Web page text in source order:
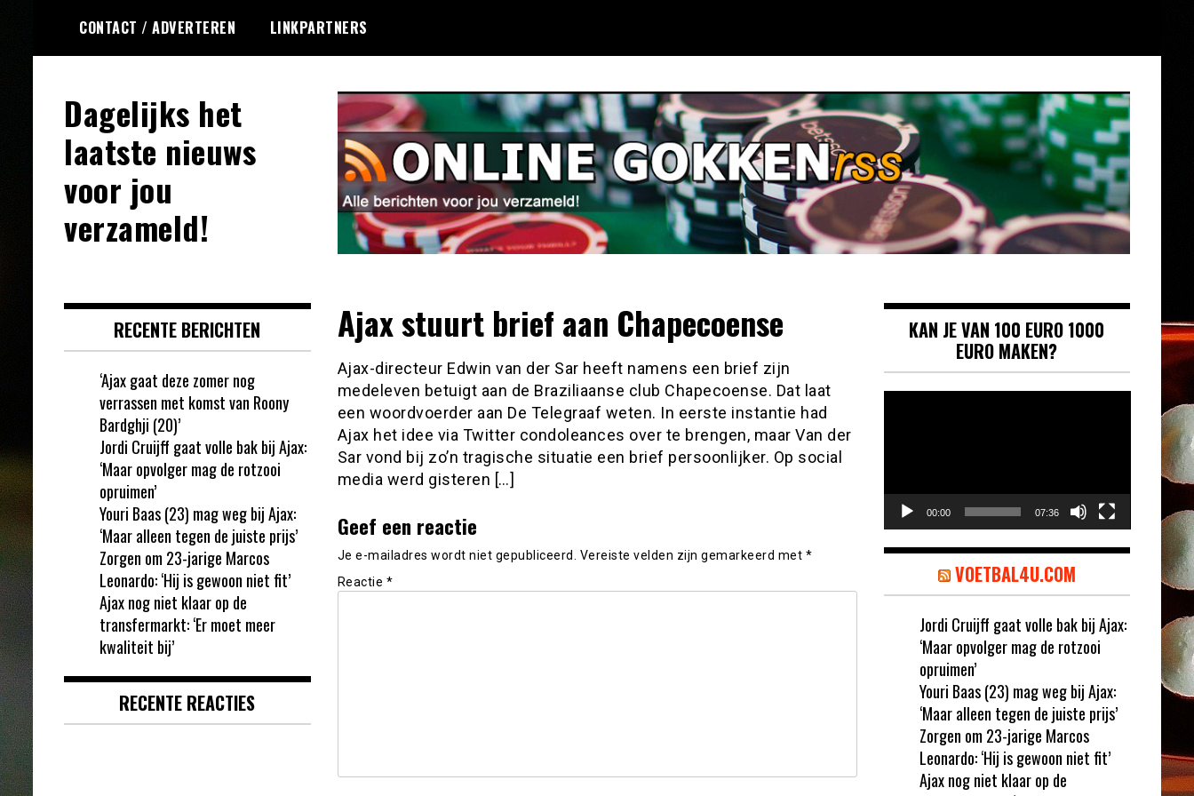
de
CONTACT / ADVERTEREN LINKPARTNERS
Dagelijks het
laatste nieuws
voor jou
verzameld!
Ajax stuurt brief aan Chapecoense
Ajax-directeur Edwin van der Sar heeft namens een brief zijn
medeleven betuigt aan de Braziliaanse club Chapecoense. Dat laat
een woordvoerder aan De Telegraaf weten. In eerste instantie had
Ajax het idee via Twitter condoleances over te brengen, maar Van der
Sar vond bij zo’n tragische situatie een brief persoonlijker. Op social
media werd gisteren […]
Geef een reactie
Je e-mailadres wordt niet gepubliceerd. Vereiste velden zijn gemarkeerd met *
Reactie *
RECENTE BERICHTEN
‘Ajax gaat deze zomer nog
verrassen met komst van Roony
Bardghji (20)’
Jordi Cruijff gaat volle bak bij Ajax:
‘Maar opvolger mag de rotzooi
opruimen’
Youri Baas (23) mag weg bij Ajax:
‘Maar alleen tegen de juiste prijs’
Zorgen om 23-jarige Marcos
Leonardo: ‘Hij is gewoon niet fit’
Ajax nog niet klaar op de
transfermarkt: ‘Er moet meer
kwaliteit bij’
RECENTE REACTIES
KAN JE VAN 100 EURO 1000
EURO MAKEN?
00:00 07:36
VOETBAL4U.COM
Jordi Cruijff gaat volle bak bij Ajax:
‘Maar opvolger mag de rotzooi
opruimen’
Youri Baas (23) mag weg bij Ajax:
‘Maar alleen tegen de juiste prijs’
Zorgen om 23-jarige Marcos
Leonardo: ‘Hij is gewoon niet fit’
Ajax nog niet klaar op de